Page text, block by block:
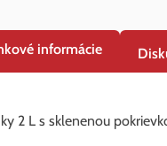
informácie
2 L s sklenenou